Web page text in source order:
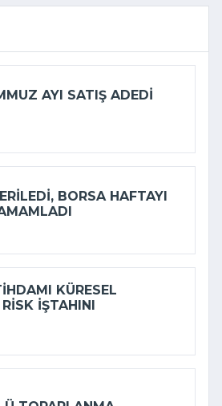
AYI SATIŞ ADEDI
BORSA HAFTAYI
KÜRESEL
IŞTAHINI